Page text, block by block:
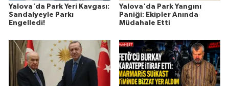
Yalova'da Park Yeri Kavgası:
Sandalyeyle Parkı
Engelledi!
Yalova'da Park Yangını
Paniği: Ekipler Anında
Müdahale Etti